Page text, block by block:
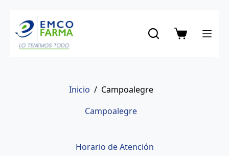
contenido
Carro
Inicio / Campoalegre
Campoalegre
Horario de Atención